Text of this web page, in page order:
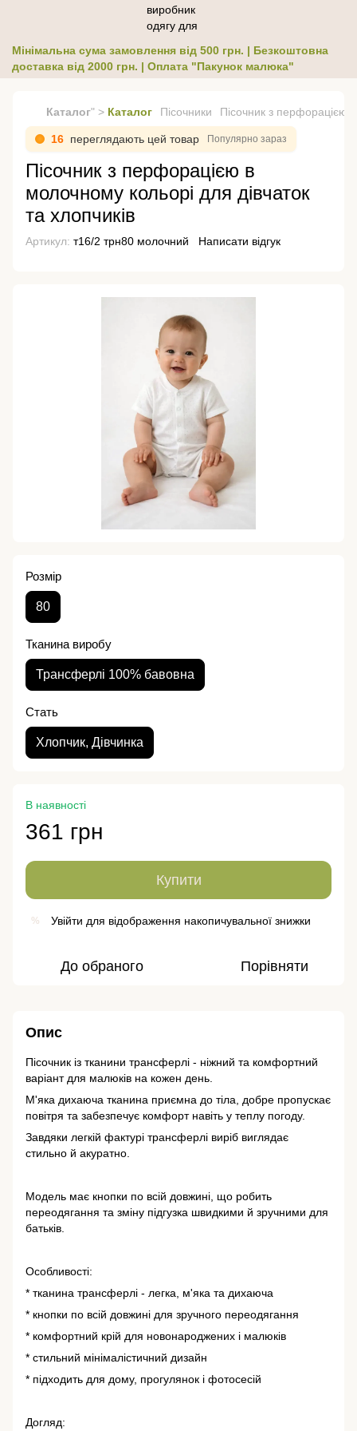
Мінімальна сума замовлення від 500 грн. | Безкоштовна
доставка від 2000 грн. | Оплата "Пакунок малюка"
Каталог" > Каталог Пісочники Пісочник з перфорацією
16 переглядають цей товар Популярно зараз
Пісочник з перфорацією в
молочному кольорі для дівчаток
та хлопчиків
Артикул: т16/2 трн80 молочний Написати відгук
Розмір
80
Тканина виробу
Трансферлі 100% бавовна
Стать
Хлопчик, Дівчинка
В наявності
361 грн
Купити
% Увійти для відображення накопичувальної знижки
До обраного Порівняти
Опис
Пісочник із тканини трансферлі - ніжний та комфортний
варіант для малюків на кожен день.
М'яка дихаюча тканина приємна до тіла, добре пропускає
повітря та забезпечує комфорт навіть у теплу погоду.
Завдяки легкій фактурі трансферлі виріб виглядає
стильно й акуратно.
Модель має кнопки по всій довжині, що робить
переодягання та зміну підгузка швидкими й зручними для
батьків.
Особливості:
* тканина трансферлі - легка, м'яка та дихаюча
* кнопки по всій довжині для зручного переодягання
* комфортний крій для новонароджених і малюків
* стильний мінімалістичний дизайн
* підходить для дому, прогулянок і фотосесій
Догляд: